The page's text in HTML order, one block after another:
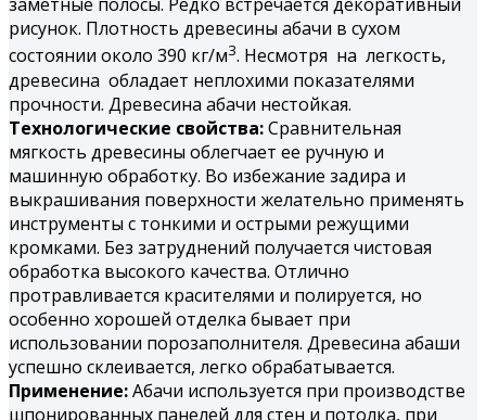
заметные полосы. Редко встречается декоративный
рисунок. Плотность древесины абачи в сухом
состоянии около 390 кг/м3. Несмотря на легкость,
древесина обладает неплохими показателями
прочности. Древесина абачи нестойкая.
Технологические свойства:Сравнительная
мягкость древесины облегчает ее ручную и
машинную обработку. Во избежание задира и
выкрашивания поверхности желательно применять
инструменты с тонкими и острыми режущими
кромками. Без затруднений получается чистовая
обработка высокого качества. Отлично
протравливается красителями и полируется, но
особенно хорошей отделка бывает при
использовании порозаполнителя. Древесина абаши
успешно склеивается, легко обрабатывается.
Применение:Абачи используется при производстве
шпонированных панелей для стен и потолка, при